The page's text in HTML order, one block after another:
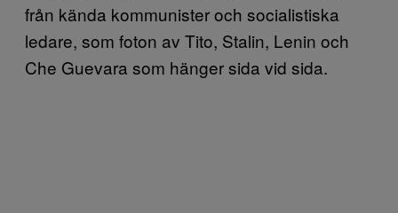
från kända kommunister och socialistiska
ledare, som foton av Tito, Stalin, Lenin och
Che Guevara som hänger sida vid sida.